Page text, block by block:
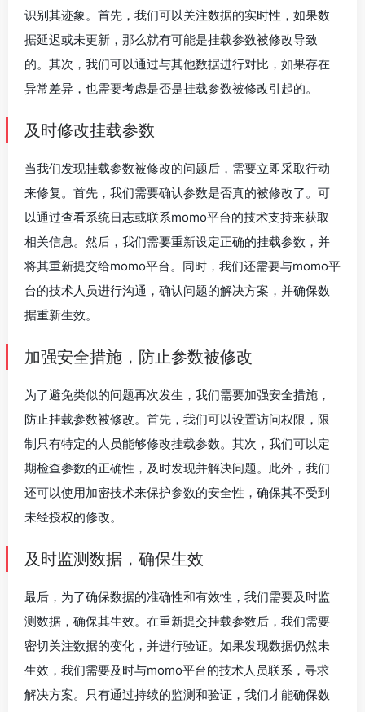
识别其迹象。首先，我们可以关注数据的实时性，如果数
据延迟或未更新，那么就有可能是挂载参数被修改导致
的。其次，我们可以通过与其他数据进行对比，如果存在
异常差异，也需要考虑是否是挂载参数被修改引起的。
及时修改挂载参数
当我们发现挂载参数被修改的问题后，需要立即采取行动
来修复。首先，我们需要确认参数是否真的被修改了。可
以通过查看系统日志或联系momo平台的技术支持来获取
相关信息。然后，我们需要重新设定正确的挂载参数，并
将其重新提交给momo平台。同时，我们还需要与momo平
台的技术人员进行沟通，确认问题的解决方案，并确保数
据重新生效。
加强安全措施，防止参数被修改
为了避免类似的问题再次发生，我们需要加强安全措施，
防止挂载参数被修改。首先，我们可以设置访问权限，限
制只有特定的人员能够修改挂载参数。其次，我们可以定
期检查参数的正确性，及时发现并解决问题。此外，我们
还可以使用加密技术来保护参数的安全性，确保其不受到
未经授权的修改。
及时监测数据，确保生效
最后，为了确保数据的准确性和有效性，我们需要及时监
测数据，确保其生效。在重新提交挂载参数后，我们需要
密切关注数据的变化，并进行验证。如果发现数据仍然未
生效，我们需要及时与momo平台的技术人员联系，寻求
解决方案。只有通过持续的监测和验证，我们才能确保数